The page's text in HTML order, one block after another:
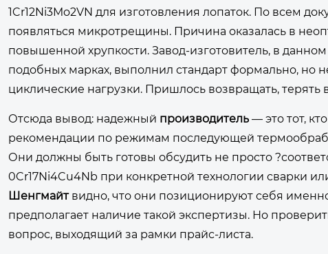
1Cr12Ni3Mo2VN для изготовления лопаток. По всем
появляться микротрещины. Причина оказалась в
повышенной хрупкости. Завод-изготовитель, в
подобных марках, выполнил стандарт формально, но
циклические нагрузки. Пришлось возвращать, терять
Отсюда вывод: надежный производитель — это тот,
рекомендации по режимам последующей
Они должны быть готовы обсудить не просто
0Cr17Ni4Cu4Nb при конкретной технологии сварки
Шенгмайтвидно, что они позиционируют себя
предполагает наличие такой экспертизы. Но
вопрос, выходящий за рамки прайс-листа.